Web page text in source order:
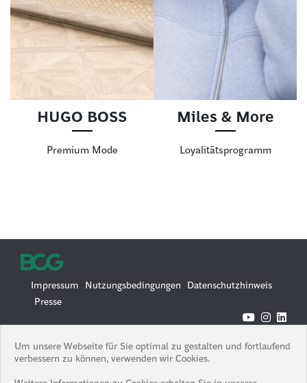
HUGO BOSS
Premium Mode
Miles & More
Loyalitätsprogramm
Impressum Nutzungsbedingungen
Datenschutzhinweis
Presse
Boston Consulting Group is an Equal Opportunity Employer. All
qualified applicants will receive consideration for employment
Um unsere Webseite für Sie optimal zu gestalten und fortlaufend
verbessern zu können, verwenden wir Cookies.